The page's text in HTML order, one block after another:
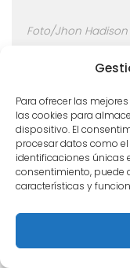
Para ofrecer las
las cookies para
dispositivo. El
procesar datos como
identificaciones únicas
consentimiento, puede
características y
Foto/Jhon Hadison